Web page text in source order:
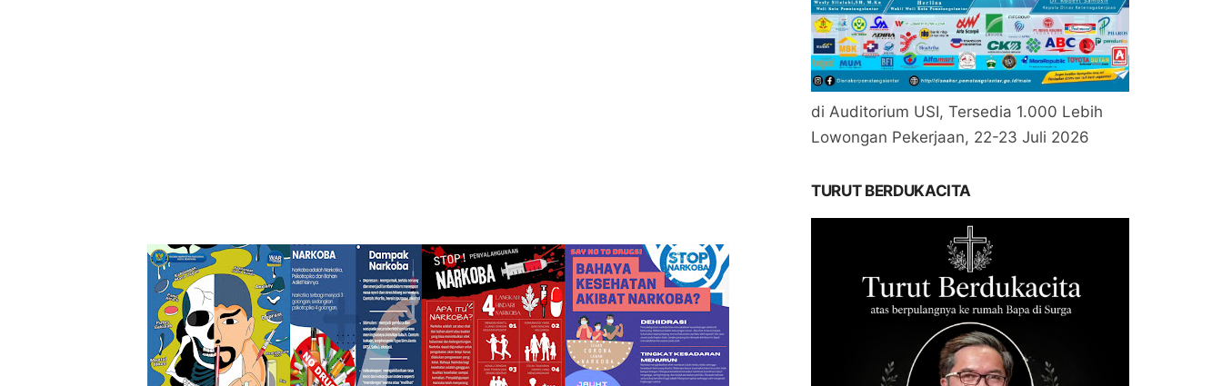
di Auditorium USI, Tersedia 1.000 Lebih
Lowongan Pekerjaan, 22-23 Juli 2026
TURUT BERDUKACITA